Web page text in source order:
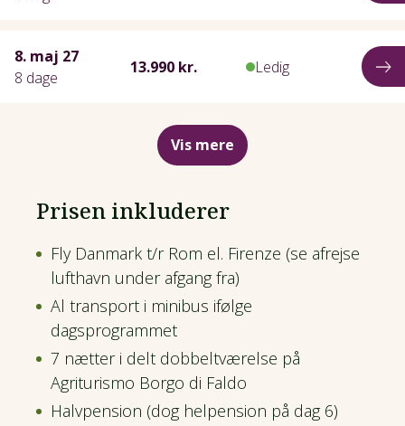
8. maj 27
8 dage
13.990 kr. Ledig
Vis mere
Prisen inkluderer
Fly Danmark t/r Rom el. Firenze (se afrejse
lufthavn under afgang fra)
Al transport i minibus ifølge
dagsprogrammet
7 nætter i delt dobbeltværelse på
Agriturismo Borgo di Faldo
Halvpension (dog helpension på dag 6)